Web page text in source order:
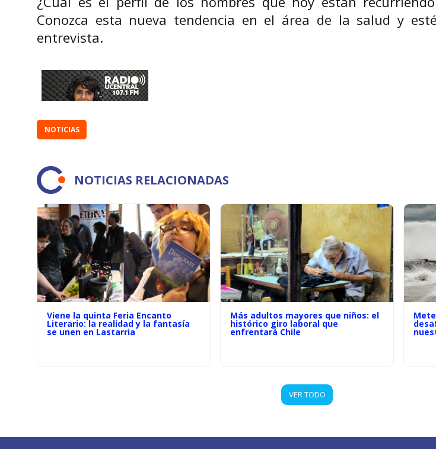
Conozca esta nueva tendencia en el área de la salud y
entrevista.
NOTICIAS
NOTICIAS RELACIONADAS
Viene la quinta Feria Encanto
Literario: la realidad y la fantasía
se unen en Lastarria
Más adultos mayores que niños: el
histórico giro laboral que
enfrentará Chile
VER TODO